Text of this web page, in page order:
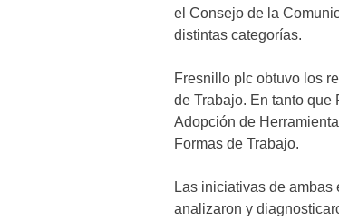
el Consejo de la
distintas categorías.
Fresnillo plc obtuvo los
de Trabajo. En tanto que
Adopción de
Formas de Trabajo.
Las iniciativas de
analizaron y